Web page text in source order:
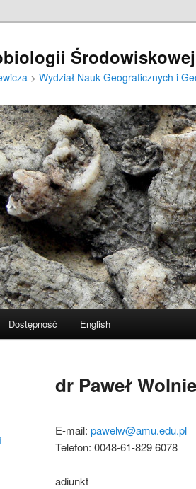
Środowiskowej
> Wydział Nauk Geograficznych i
Dostępność English
dr Paweł
E-mail: pawelw@amu.edu.pl
Telefon: 0048-61-829 6078
adiunkt